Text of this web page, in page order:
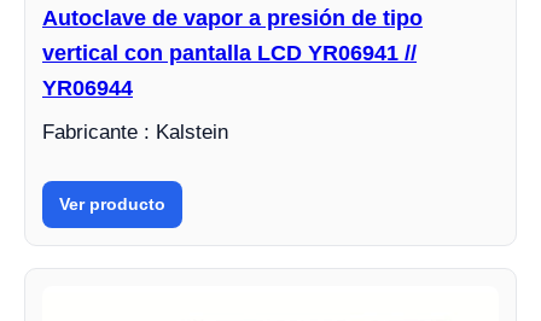
Autoclave de vapor a presión de tipo
vertical con pantalla LCD YR06941 //
YR06944
Fabricante : Kalstein
Ver producto